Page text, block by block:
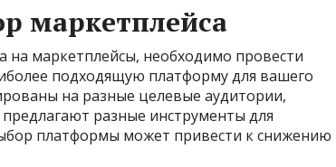
маркетплейса
на маркетплейсы, необходимо провести
подходящую платформу для вашего
на разные целевые аудитории,
разные инструменты для
платформы может привести к снижению